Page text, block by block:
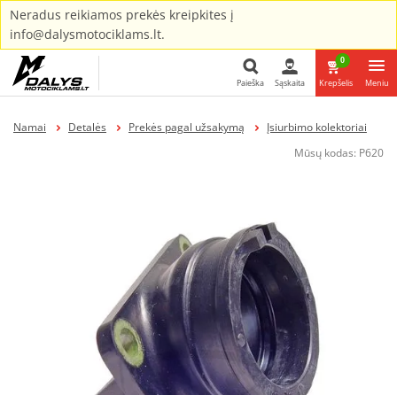
Neradus reikiamos prekės kreipkites į
info@dalysmotociklams.lt.
Paieška
Paieška Sąskaita
0
Krepšelis Meniu
Namai Detalės Prekės pagal užsakymą
Įsiurbimo kolektoriai
Mūsų kodas: P620